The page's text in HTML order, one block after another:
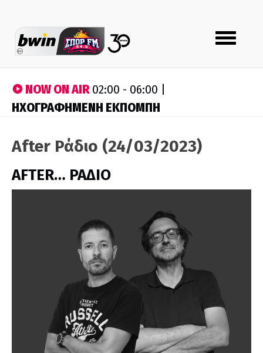
Toggle
navigation
NOW ON AIR02:00 - 06:00 |
ΗΧΟΓΡΑΦΗΜΕΝΗ ΕΚΠΟΜΠΗ
After Ράδιο (24/03/2023)
AFTER… ΡΑΔΙΟ